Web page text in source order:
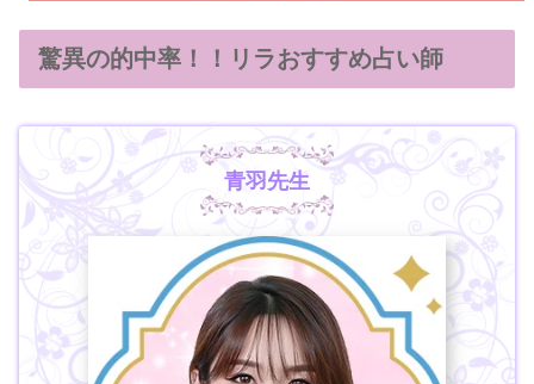
驚異の的中率！！リラおすすめ占い師
青羽先生